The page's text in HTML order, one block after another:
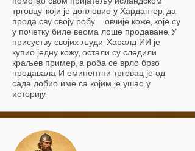
трговцу, који је допловио у Хардангер, да
прода сву своју робу – овчије коже, које су
у почетку биле веома лоше продаване. У
присуству својих људи, Харалд ИИ је
купио једну кожу, остали су следили
краљев пример, а роба се врло брзо
продавала. И еминентни трговац је од
сада добио име са којим је ушао у
историју.